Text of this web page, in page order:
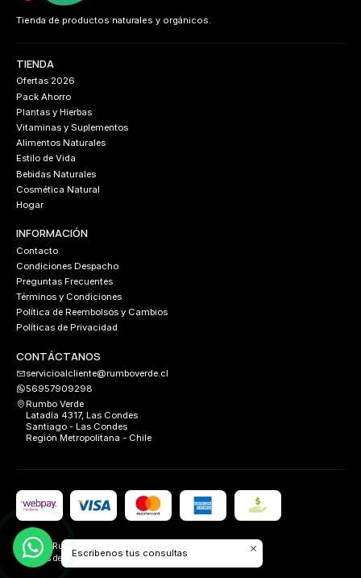
Tienda de productos naturales y orgánicos.
TIENDA
Ofertas 2026
Pack Ahorro
Plantas y Hierbas
Vitaminas y Suplementos
Alimentos Naturales
Estilo de Vida
Bebidas Naturales
Cosmética Natural
Hogar
INFORMACIÓN
Contacto
Condiciones Despacho
Preguntas Frecuentes
Términos y Condiciones
Política de Reembolsos y Cambios
Políticas de Privacidad
CONTÁCTANOS
servicioalcliente@rumboverde.cl
56957909298
Rumbo Verde
Latadía 4317, Las Condes
Santiago - Las Condes
Región Metropolitana - Chile
2026 Rumbo Verde.
Todos los derechos reservados.Desarrollado por
Escribenos tus consultas